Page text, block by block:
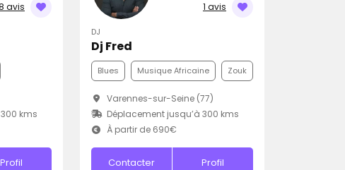
avis
kms
Profil
1 avis
DJ
Dj Fred
Blues Musique Africaine Zouk
Varennes-sur-Seine (77)
Déplacement jusqu’à 300 kms
À partir de 690€
Contacter Profil